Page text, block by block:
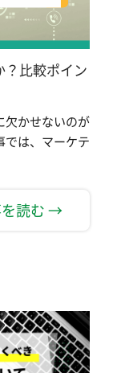
？比較ポイン
欠かせないのが
では、マーケテ
読む →